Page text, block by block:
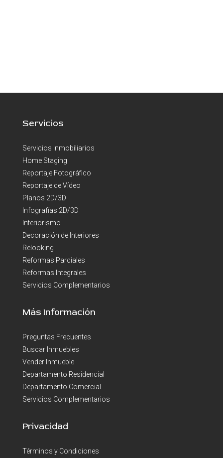
Servicios
Servicios Inmobiliarios
Home Staging
Reportaje Fotográfico
Reportaje de Vídeo
Planos 2D/3D
Infografías 2D/3D
Interiorismo
Decoración de Interiores
Relooking
Reformas Parciales
Reformas Integrales
Servicios Complementarios
Más Información
Preguntas Frecuentes
Buscar Inmuebles
Vender Inmueble
Departamento Residencial
Departamento Comercial
Servicios Complementarios
Privacidad
Términos y Condiciones